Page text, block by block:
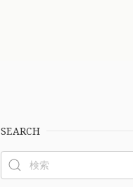
SEARCH